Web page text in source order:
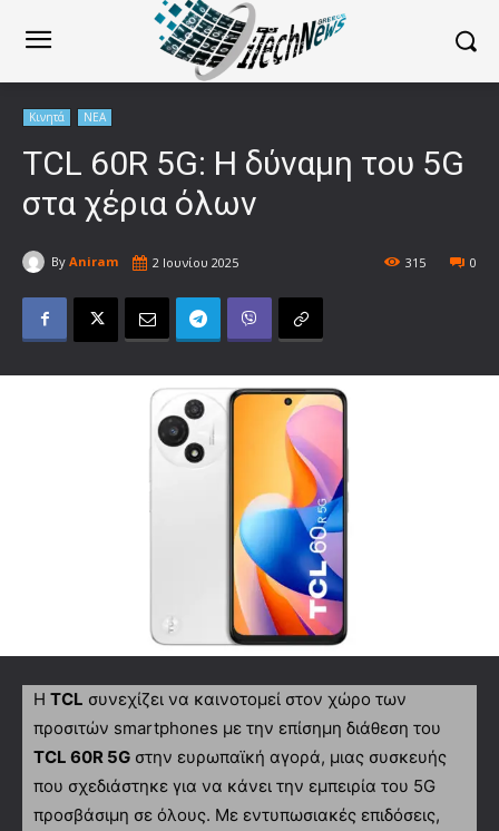
Κινητά ΝΕΑ
TCL 60R 5G: Η δύναμη του 5G
στα χέρια όλων
By Aniram 2 Ιουνίου 2025 0
315
Η TCL συνεχίζει να καινοτομεί στον χώρο των
προσιτών smartphones με την επίσημη διάθεση του
TCL 60R 5G στην ευρωπαϊκή αγορά, μιας συσκευής
που σχεδιάστηκε για να κάνει την εμπειρία του 5G
προσβάσιμη σε όλους. Με εντυπωσιακές επιδόσεις,